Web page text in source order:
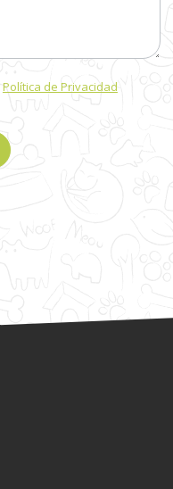
Política de Privacidad